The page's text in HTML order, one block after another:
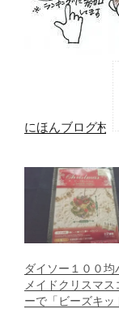
にほんブログ村
ダイソー１００均
メイドクリスマス
ーで「ビーズキッ